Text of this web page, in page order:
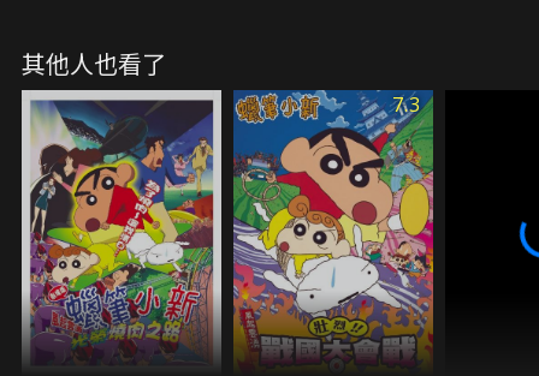
電視節目和玩樂。有一天突然出現一輛電動三輪車，
把所有大人都載走了，只留下春日部裡的所有小
孩？！
其他人也看了
7.3